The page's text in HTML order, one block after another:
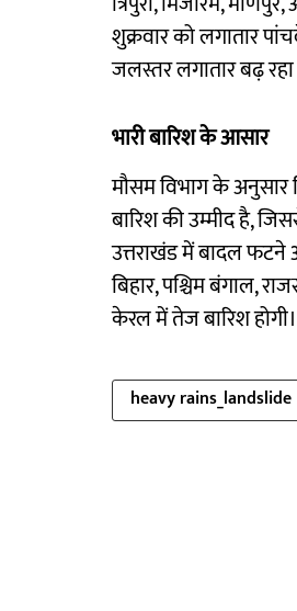
शुक्रवार को लगातार
जलस्तर लगातार बढ़
भारी बारिश के आसार
मौसम विभाग के
बारिश की उम्मीद है,
उत्तराखंड में बादल
बिहार, पश्चिम बंगाल,
केरल में तेज बारिश होगी।
heavy rains_landslide